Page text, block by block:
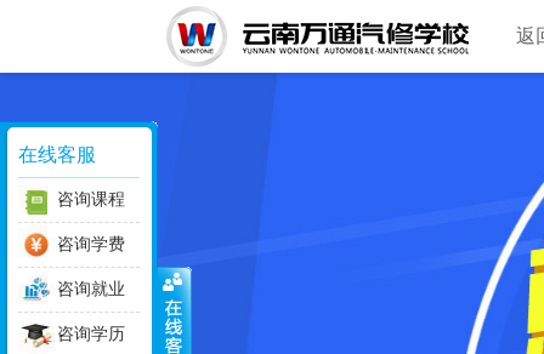
返
在线客服
咨询课程
咨询学费
咨询就业
咨询学历